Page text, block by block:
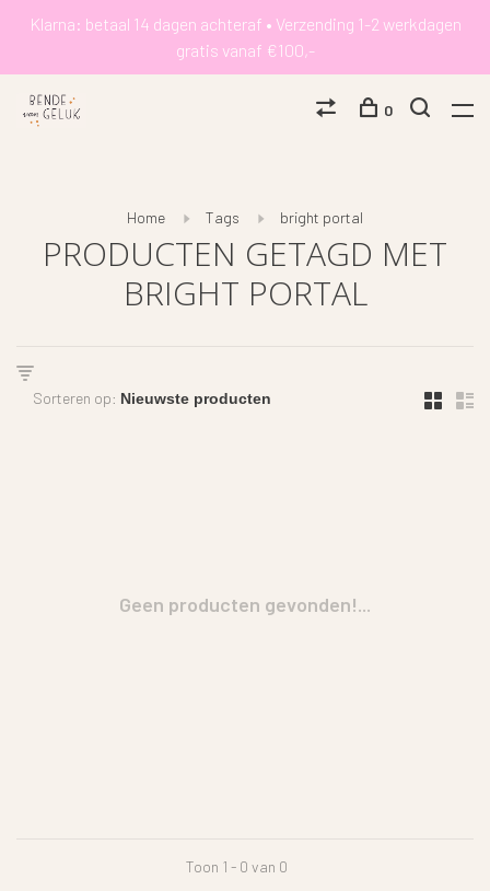
Klarna: betaal 14 dagen achteraf • Verzending 1-2 werkdagen
gratis vanaf €100,-
0
Home Tags bright portal
PRODUCTEN GETAGD MET
BRIGHT PORTAL
Sorteren op:
Geen producten gevonden!...
Toon 1 - 0 van 0